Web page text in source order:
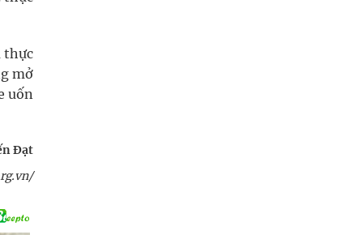
thực
mở
uốn
Đạt